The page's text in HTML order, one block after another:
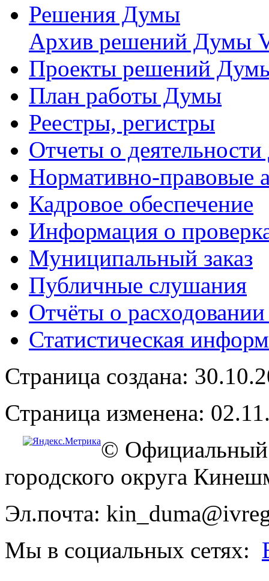
Решения Думы
Архив решений Думы
Проекты решений
План работы Думы
Реестры, регистры
Отчеты о
Нормативно-правовые
Кадровое обеспечение
Информация о
Муниципальный заказ
Публичные слушания
Отчёты о
Статистическая
Страница создана:
Страница изменена:
© Официальный
городского округа
Эл.почта:
Мы в социальных сетях: